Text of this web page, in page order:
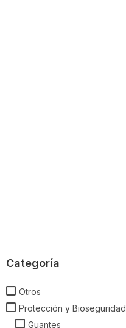
Categoría
Otros
Protección y Bioseguridad
Guantes